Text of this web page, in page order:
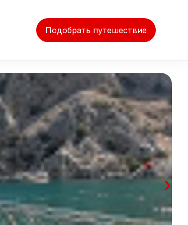
Подобрать путешествие
›